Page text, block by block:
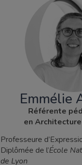
Emmélie
Référente
en
Professeure
Diplômée de l’École
de Lyon